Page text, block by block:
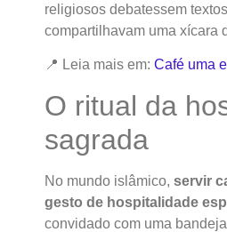
religiosos debatessem
compartilhavam uma xícara
📍 Leia mais em: Café uma
O ritual da
sagrada
No mundo islâmico, servir
gesto de hospitalidade
convidado com uma